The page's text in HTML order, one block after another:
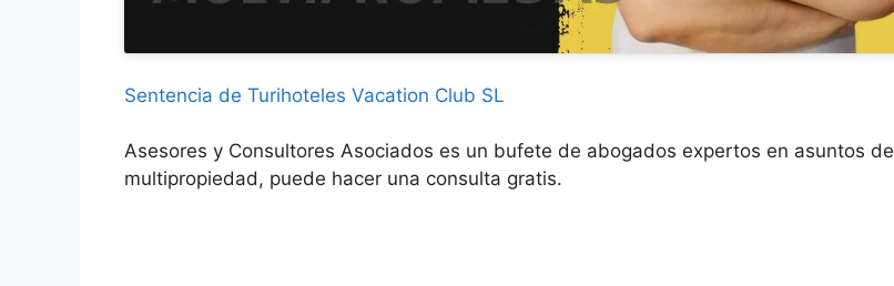
Sentencia de Turihoteles Vacation Club SL
Asesores y Consultores Asociados es un bufete de abogados expertos en asuntos de
multipropiedad, puede hacer una consulta gratis.